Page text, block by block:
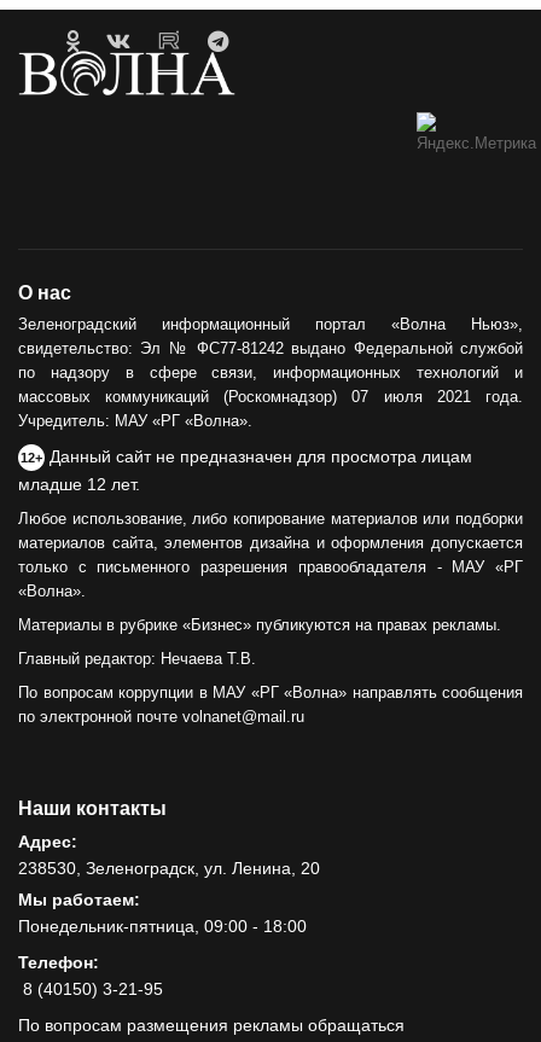
О нас
Зеленоградский информационный портал «Волна Ньюз»,
свидетельство: Эл № ФС77-81242 выдано Федеральной службой
по надзору в сфере связи, информационных технологий и
массовых коммуникаций (Роскомнадзор) 07 июля 2021 года.
Учредитель: МАУ «РГ «Волна».
12+ Данный сайт не предназначен для просмотра лицам
младше 12 лет.
Любое использование, либо копирование материалов или подборки
материалов сайта, элементов дизайна и оформления допускается
только с письменного разрешения правообладателя - МАУ «РГ
«Волна».
Материалы в рубрике «Бизнес» публикуются на правах рекламы.
Главный редактор: Нечаева Т.В.
По вопросам коррупции в МАУ «РГ «Волна» направлять сообщения
по электронной почте volnanet@mail.ru
Наши контакты
Адрес:
238530, Зеленоградск, ул. Ленина, 20
Мы работаем:
Понедельник-пятница, 09:00 - 18:00
Телефон:
8 (40150) 3-21-95
По вопросам размещения рекламы обращаться